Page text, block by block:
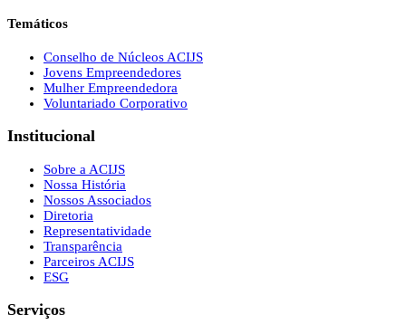
Temáticos
Conselho de Núcleos ACIJS
Jovens Empreendedores
Mulher Empreendedora
Voluntariado Corporativo
Institucional
Sobre a ACIJS
Nossa História
Nossos Associados
Diretoria
Representatividade
Transparência
Parceiros ACIJS
ESG
Serviços